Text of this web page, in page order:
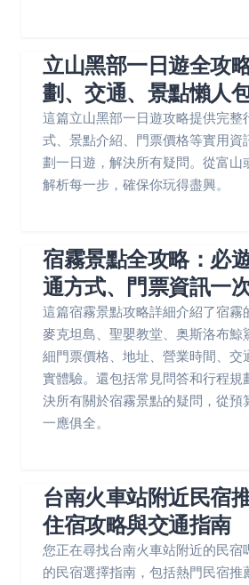
立山黑部一日遊全攻
劃、交通、景點懶人
這篇立山黑部一日遊攻略提供完整
式、景點介紹、門票價格等實用資
劃一日遊，解決所有疑問。從富山
解析每一步，確保你玩得盡興。
宿霧景點全攻略：必
通方式、門票資訊一
這篇宿霧景點攻略詳細介紹了宿霧
麥克坦島、聖嬰教堂、奥斯洛布鯨
細門票價格、地址、營業時間、交
實體驗。還包括常見問答和行程規
決所有關於宿霧景點的疑問，從預
一應俱全。
台南火車站附近民宿
住宿攻略與交通指南
您正在尋找台南火車站附近的民宿
的民宿選擇指南，包括熱門民宿推